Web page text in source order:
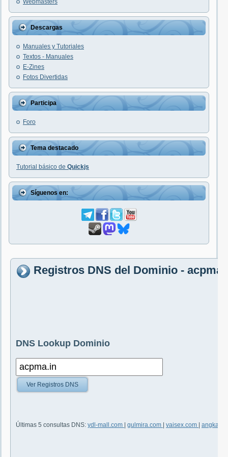
Webmasters
Descargas
Manuales y Tutoriales
Textos - Manuales
E-Zines
Fotos Divertidas
Participa
Foro
Tema destacado
Tutorial básico de Quickjs
Síguenos en:
Registros DNS del Dominio -
DNS Lookup Dominio
Ver Registros DNS
Últimas 5 consultas DNS: ydl-mall.com gulmira.com vaisex.com